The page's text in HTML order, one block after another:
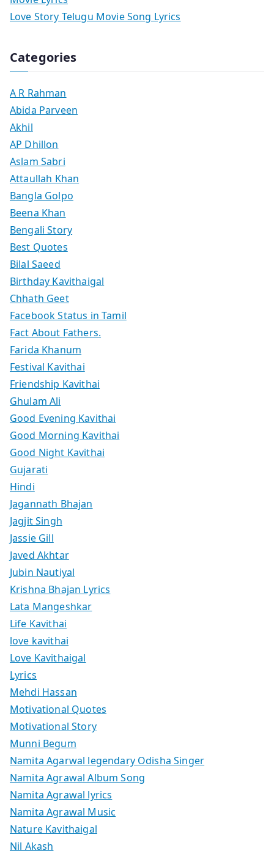
Love Story Telugu Movie Song Lyrics
Categories
A R Rahman
Abida Parveen
Akhil
AP Dhillon
Aslam Sabri
Attaullah Khan
Bangla Golpo
Beena Khan
Bengali Story
Best Quotes
Bilal Saeed
Birthday Kavithaigal
Chhath Geet
Facebook Status in Tamil
Fact About Fathers.
Farida Khanum
Festival Kavithai
Friendship Kavithai
Ghulam Ali
Good Evening Kavithai
Good Morning Kavithai
Good Night Kavithai
Gujarati
Hindi
Jagannath Bhajan
Jagjit Singh
Jassie Gill
Javed Akhtar
Jubin Nautiyal
Krishna Bhajan Lyrics
Lata Mangeshkar
Life Kavithai
love kavithai
Love Kavithaigal
Lyrics
Mehdi Hassan
Motivational Quotes
Motivational Story
Munni Begum
Namita Agarwal legendary Odisha Singer
Namita Agrawal Album Song
Namita Agrawal lyrics
Namita Agrawal Music
Nature Kavithaigal
Nil Akash